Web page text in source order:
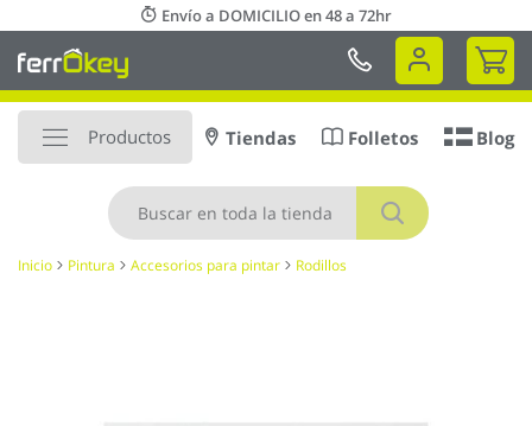
al
contenido
Envío a DOMICILIO en 48 a 72hr
Mi
Productos
Buscar
Tiendas Folletos Blog
Inicio Pintura Accesorios para pintar Rodillos